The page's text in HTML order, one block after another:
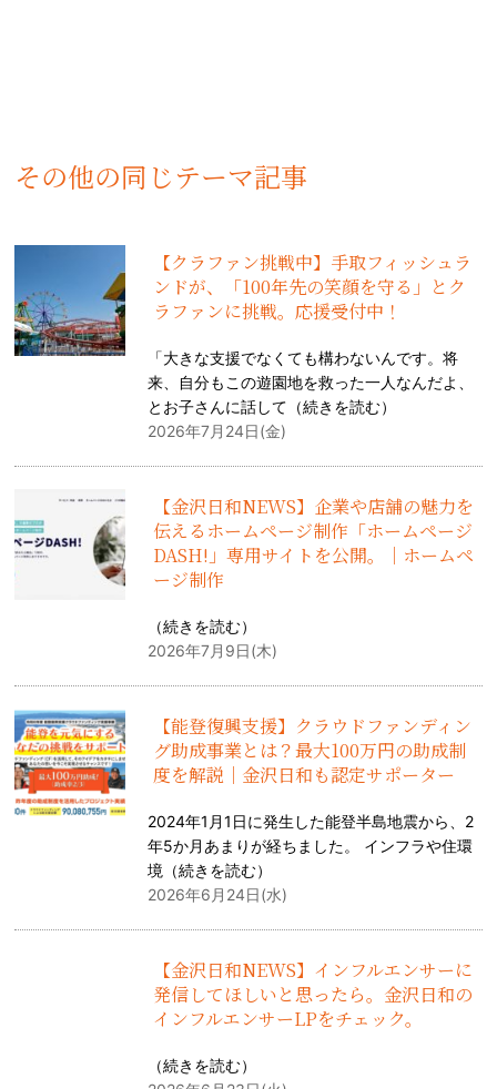
その他の同じテーマ記事
【クラファン挑戦中】手取フィッシュラ
ンドが、「100年先の笑顔を守る」とク
ラファンに挑戦。応援受付中！
「大きな支援でなくても構わないんです。将
来、自分もこの遊園地を救った一人なんだよ、
とお子さんに話して（続きを読む）
2026年7月24日(金)
【金沢日和NEWS】企業や店舗の魅力を
伝えるホームページ制作「ホームページ
DASH!」専用サイトを公開。｜ホームペ
ージ制作
（続きを読む）
2026年7月9日(木)
【能登復興支援】クラウドファンディン
グ助成事業とは？最大100万円の助成制
度を解説｜金沢日和も認定サポーター
2024年1月1日に発生した能登半島地震から、2
年5か月あまりが経ちました。 インフラや住環
境（続きを読む）
2026年6月24日(水)
【金沢日和NEWS】インフルエンサーに
発信してほしいと思ったら。金沢日和の
インフルエンサーLPをチェック。
（続きを読む）